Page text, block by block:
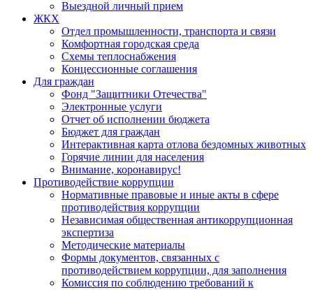
Выездной личный прием
ЖКХ
Отдел промышленности, транспорта и связи
Комфортная городская среда
Схемы теплоснабжения
Концессионные соглашения
Для граждан
Фонд "Защитники Отечества"
Электронные услуги
Отчет об исполнении бюджета
Бюджет для граждан
Интерактивная карта отлова бездомных животных
Горячие линии для населения
Внимание, коронавирус!
Противодействие коррупции
Нормативные правовые и иные акты в сфере
противодействия коррупции
Независимая общественная антикоррупционная
экспертиза
Методические материалы
Формы документов, связанных с
противодействием коррупции, для заполнения
Комиссия по соблюдению требований к